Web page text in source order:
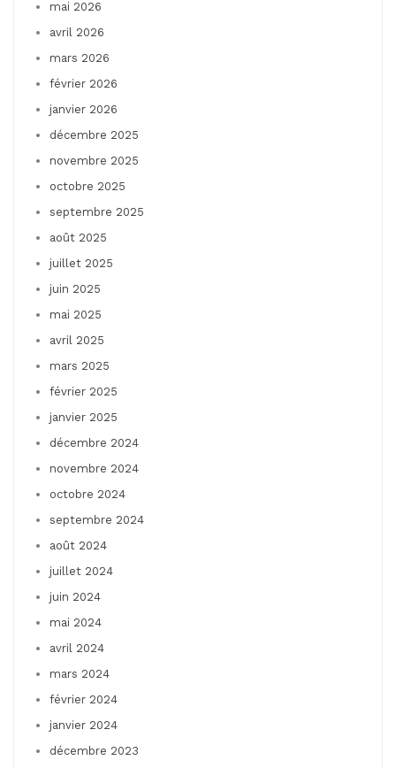
mai 2026
avril 2026
mars 2026
février 2026
janvier 2026
décembre 2025
novembre 2025
octobre 2025
septembre 2025
août 2025
juillet 2025
juin 2025
mai 2025
avril 2025
mars 2025
février 2025
janvier 2025
décembre 2024
novembre 2024
octobre 2024
septembre 2024
août 2024
juillet 2024
juin 2024
mai 2024
avril 2024
mars 2024
février 2024
janvier 2024
décembre 2023